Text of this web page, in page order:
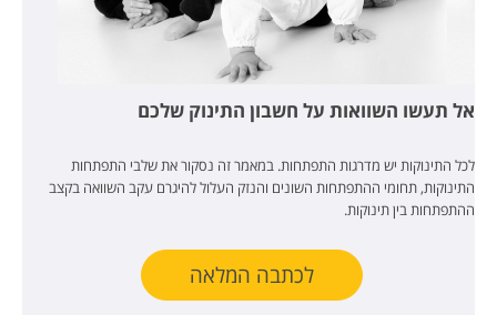
אל תעשו השוואות על חשבון התינוק שלכם
לכל התינוקות יש מדרגות התפתחות. במאמר זה נסקור את שלבי התפתחות
התינוקות, תחומי ההתפתחות השונים והנזק העלול להיגרם עקב השוואה בקצב
ההתפתחות בין תינוקות.
לכתבה המלאה